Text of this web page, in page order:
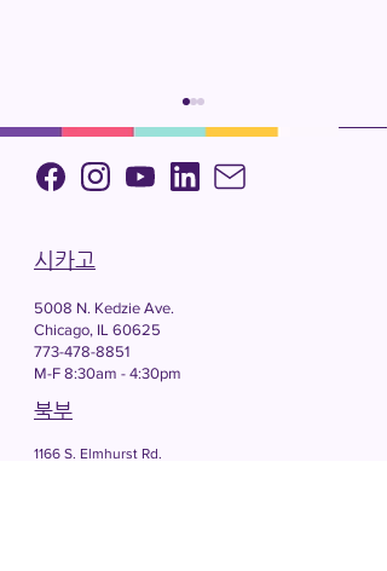
시카고
5008 N. Kedzie Ave.
Chicago, IL 60625
773-478-8851
M-F 8:30am - 4:30pm
북부
1166 S. Elmhurst Rd.